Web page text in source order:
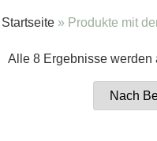
Startseite » Produkte mit
Alle 8 Ergebnisse werden